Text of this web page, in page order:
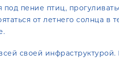
пение птиц,
от летнего солнца в
своей инфраструктурой.